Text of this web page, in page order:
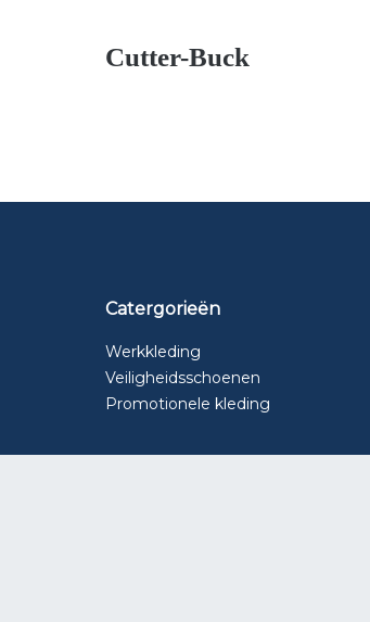
Cutter-Buck
Catergorieën
Werkkleding
Veiligheidsschoenen
Promotionele kleding